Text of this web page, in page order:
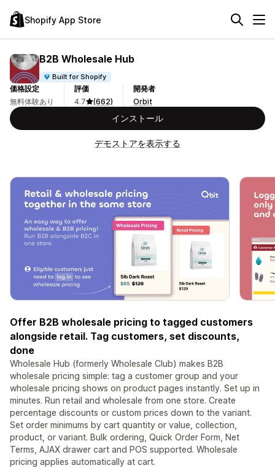
Shopify App Store
B2B Wholesale Hub
Built for Shopify
価格設定
無料体験あり
評価
4.7
(662)
開発者
Orbit
インストール
デモストアを表示する
Offer B2B wholesale pricing to tagged customers
alongside retail. Tag customers, set discounts,
done
Wholesale Hub (formerly Wholesale Club) makes B2B
wholesale pricing simple: tag a customer group and your
wholesale pricing shows on product pages instantly. Set up in
minutes. Run retail and wholesale from one store. Create
percentage discounts or custom prices down to the variant.
Set order minimums by cart quantity or value, collection,
product, or variant. Bulk ordering, Quick Order Form, Net
Terms, AJAX drawer cart and POS supported. Wholesale
pricing applies automatically at cart.